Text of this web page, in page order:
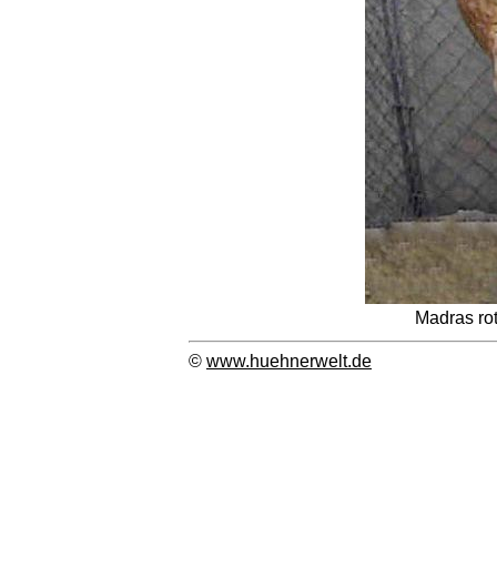
Madras
© www.huehnerwelt.de